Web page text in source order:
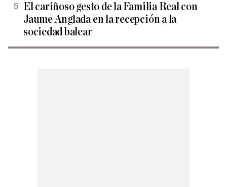
El cariñoso gesto de la Familia Real con
Jaume Anglada en la recepción a la
sociedad balear